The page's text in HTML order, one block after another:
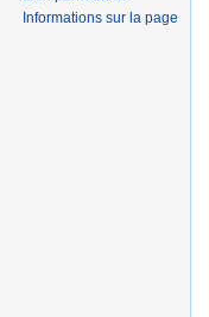
Informations sur la page